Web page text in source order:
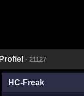
Profiel · 21127
HC-Freak